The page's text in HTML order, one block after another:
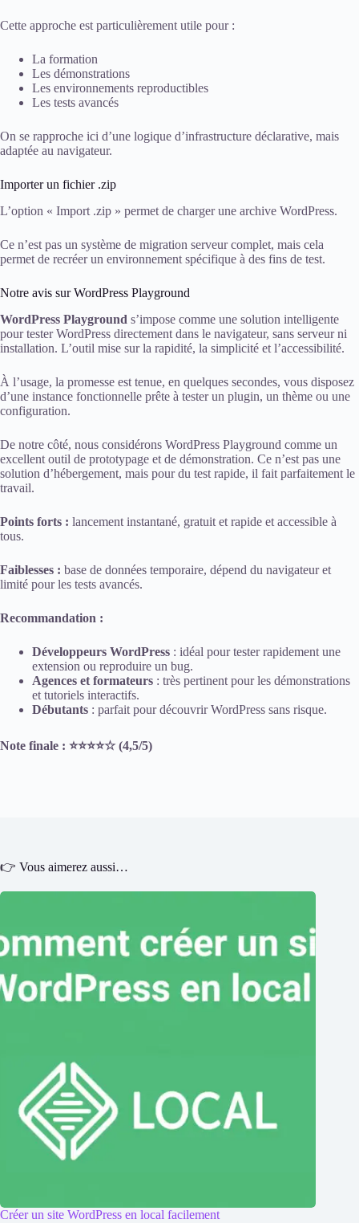
Cette approche est particulièrement utile pour :
La formation
Les démonstrations
Les environnements reproductibles
Les tests avancés
On se rapproche ici d’une logique d’infrastructure déclarative, mais
adaptée au navigateur.
Importer un fichier .zip
L’option « Import .zip » permet de charger une archive WordPress.
Ce n’est pas un système de migration serveur complet, mais cela
permet de recréer un environnement spécifique à des fins de test.
Notre avis sur WordPress Playground
WordPress Playground s’impose comme une solution intelligente
pour tester WordPress directement dans le navigateur, sans serveur ni
installation. L’outil mise sur la rapidité, la simplicité et l’accessibilité.
À l’usage, la promesse est tenue, en quelques secondes, vous disposez
d’une instance fonctionnelle prête à tester un plugin, un thème ou une
configuration.
De notre côté, nous considérons WordPress Playground comme un
excellent outil de prototypage et de démonstration. Ce n’est pas une
solution d’hébergement, mais pour du test rapide, il fait parfaitement le
travail.
Points forts : lancement instantané, gratuit et rapide et accessible à
tous.
Faiblesses : base de données temporaire, dépend du navigateur et
limité pour les tests avancés.
Recommandation :
Développeurs WordPress : idéal pour tester rapidement une
extension ou reproduire un bug.
Agences et formateurs : très pertinent pour les démonstrations
et tutoriels interactifs.
Débutants : parfait pour découvrir WordPress sans risque.
Note finale : ⭐⭐⭐⭐☆ (4,5/5)
👉 Vous aimerez aussi…
Créer un site WordPress en local facilement